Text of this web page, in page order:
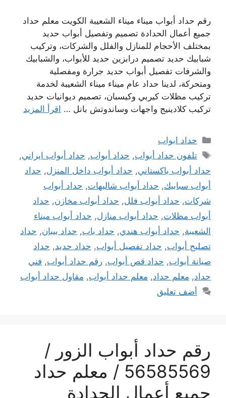
رقم حداد أبواب ميناء ميناء الشعيبة الكويت معلم حداد
جميع أعمال الحدادة تصميم وتفصيل أبواب حديد
بمختلف الأحجام للمنازل والفلل والشركات، وتركيب
شبابيك حديد تصميم درابزين حديد للأبواب، والشبابيك
والشرفات تفصيل أبواب حديد جرارة ومفصلية
ومتحركة، لدينا حداد عام ميناء ميناء الشعيبة لخدمة
تركيب مظلات كيربي وكيسبان، تصميم ديوانيات حديد
تركيب كلادينيج واجهات وساندوتش بانل … اقرأ المزيد
التصنيفات
حداد ابواب
الوسوم
تلفون حداد أبواب, حداد أبواب, حداد أبواب ايراني,
حداد أبواب باكستاني, حداد أبواب داخل المنزل, حداد
أبواب سبابيك, حداد أبواب شاليهات, حداد أبواب
شركات, حداد أبواب فلل, حداد أبواب مخازن, حداد
أبواب مظلات, حداد أبواب منازل, حداد أبواب ميناء
الشعيبة, حداد أبواب هندي, حداد باب, حداد بيبان, حداد
تصليح أبواب, حداد تفصيل أبواب, حداد حديد, حداد
صيانة أبواب, حداد قص أبواب, رقم حداد أبواب, فني
حداد, معلم حداد, معلم حداد أبواب, مقاول حداد أبواب
أضف تعليق
رقم حداد أبواب الزور /
56585569 / معلم حداد
جميع أعمال الحدادة